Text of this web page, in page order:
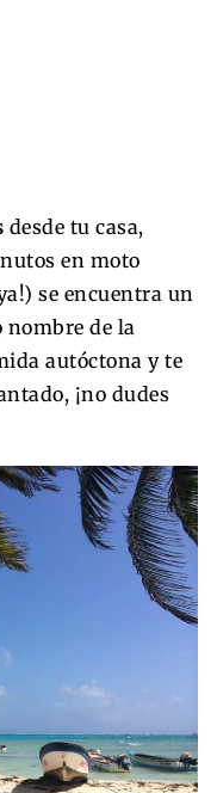
desde tu casa,
en moto
se encuentra un
nombre de la
autóctona y te
¡no dudes